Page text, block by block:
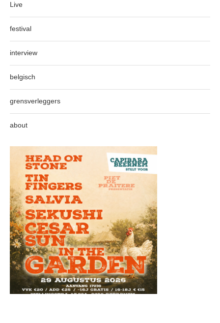
Live
festival
interview
belgisch
grensverleggers
about